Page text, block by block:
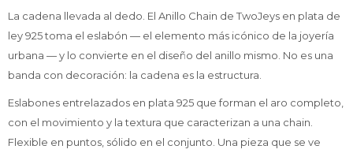
La cadena llevada al dedo. El Anillo Chain de TwoJeys en plata de
ley 925 toma el eslabón — el elemento más icónico de la joyería
urbana — y lo convierte en el diseño del anillo mismo. No es una
banda con decoración: la cadena es la estructura.
Eslabones entrelazados en plata 925 que forman el aro completo,
con el movimiento y la textura que caracterizan a una chain.
Flexible en puntos, sólido en el conjunto. Una pieza que se ve